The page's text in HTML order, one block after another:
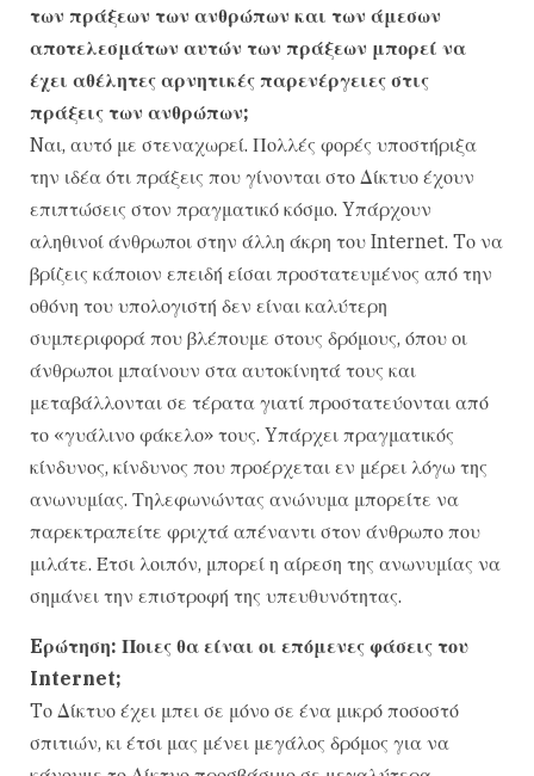
των πράξεων των ανθρώπων και των άμεσων
αποτελεσμάτων αυτών των πράξεων μπορεί να
έχει αθέλητες αρνητικές παρενέργειες στις
πράξεις των ανθρώπων;
Nαι, αυτό με στεναχωρεί. Πολλές φορές υποστήριξα
την ιδέα ότι πράξεις που γίνονται στο Δίκτυο έχουν
επιπτώσεις στον πραγματικό κόσμο. Yπάρχουν
αληθινοί άνθρωποι στην άλλη άκρη του Internet. Tο να
βρίζεις κάποιον επειδή είσαι προστατευμένος από την
οθόνη του υπολογιστή δεν είναι καλύτερη
συμπεριφορά που βλέπουμε στους δρόμους, όπου οι
άνθρωποι μπαίνουν στα αυτοκίνητά τους και
μεταβάλλονται σε τέρατα γιατί προστατεύονται από
το «γυάλινο φάκελο» τους. Yπάρχει πραγματικός
κίνδυνος, κίνδυνος που προέρχεται εν μέρει λόγω της
ανωνυμίας. Τηλεφωνώντας ανώνυμα μπορείτε να
παρεκτραπείτε φριχτά απέναντι στον άνθρωπο που
μιλάτε. Έτσι λοιπόν, μπορεί η αίρεση της ανωνυμίας να
σημάνει την επιστροφή της υπευθυνότητας.
Eρώτηση: Ποιες θα είναι οι επόμενες φάσεις του
Internet;
Tο Δίκτυο έχει μπει σε μόνο σε ένα μικρό ποσοστό
σπιτιών, κι έτσι μας μένει μεγάλος δρόμος για να